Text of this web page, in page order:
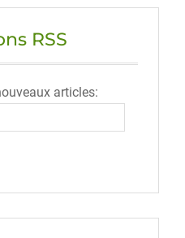
RSS
articles: